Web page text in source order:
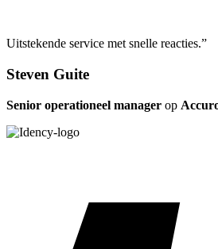
Uitstekende service met snelle reacties.”
Steven Guite
Senior operationeel manager op